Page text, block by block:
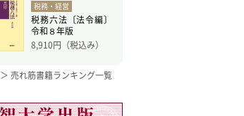
税務・経営
税務六法〔法令編〕
令和８年版
8,910円（税込み）
＞ 売れ筋書籍ランキング一覧